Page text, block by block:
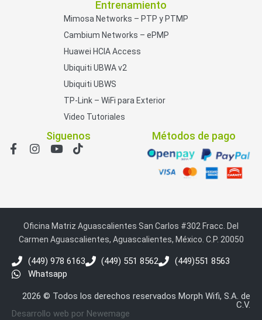
Entrenamiento
Mimosa Networks – PTP y PTMP
Cambium Networks – ePMP
Huawei HCIA Access
Ubiquiti UBWA v2
Ubiquiti UBWS
TP-Link – WiFi para Exterior
Video Tutoriales
Siguenos Métodos de pago
Oficina Matriz Aguascalientes San Carlos #302 Fracc. Del
Carmen Aguascalientes, Aguascalientes, México. C.P. 20050
(449) 978 6163 (449) 551 8562
(449)551 8563
Whatsapp
2026 © Todos los derechos reservados Morph Wifi, S.A. de
C.V.
Desarrollo web por Newemage